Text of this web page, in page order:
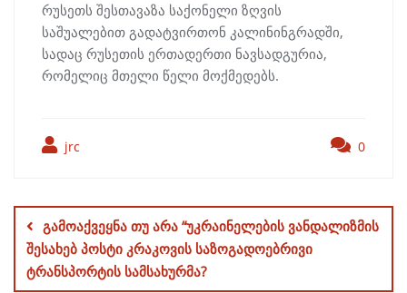
რუსეთს შესთავაზა საქონელი ზღვის
საშუალებით გადატვირთონ კალინინგრადში,
სადაც რუსეთის ერთადერთი ნავსადგურია,
რომელიც მთელი წელი მოქმედებს.
jrc 0
navigation
გამოაქვეყნა თუ არა “უკრაინელების ვანდალიზმის
შესახებ პოსტი კრაკოვის საზოგადოებრივი
ტრანსპორტის სამსახურმა?